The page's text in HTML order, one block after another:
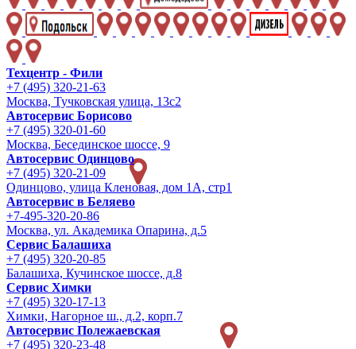
Техцентр - Фили
+7 (495) 320-21-63
Москва, Тучковская улица, 13с2
Автосервис Борисово
+7 (495) 320-01-60
Москва, Бесединское шоссе, 9
Автосервис Одинцово
+7 (495) 320-21-09
Одинцово, улица Кленовая, дом 1А, стр1
Автосервис в Беляево
+7-495-320-20-86
Москва, ул. Академика Опарина, д.5
Сервис Балашиха
+7 (495) 320-20-85
Балашиха, Кучинское шоссе, д.8
Сервис Химки
+7 (495) 320-17-13
Химки, Нагорное ш., д.2, корп.7
Автосервис Полежаевская
+7 (495) 320-23-48